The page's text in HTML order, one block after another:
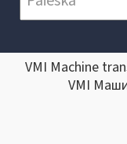
VMI Machine
VMI